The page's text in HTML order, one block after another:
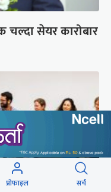
सेयर कारोबार
प्रोफाइल सर्च